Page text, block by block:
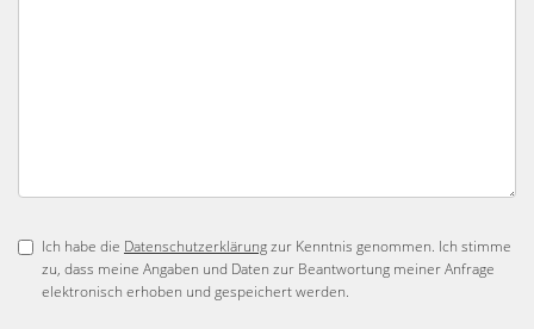
Ich habe die Datenschutzerklärungzur Kenntnis genommen. Ich stimme
zu, dass meine Angaben und Daten zur Beantwortung meiner Anfrage
elektronisch erhoben und gespeichert werden.